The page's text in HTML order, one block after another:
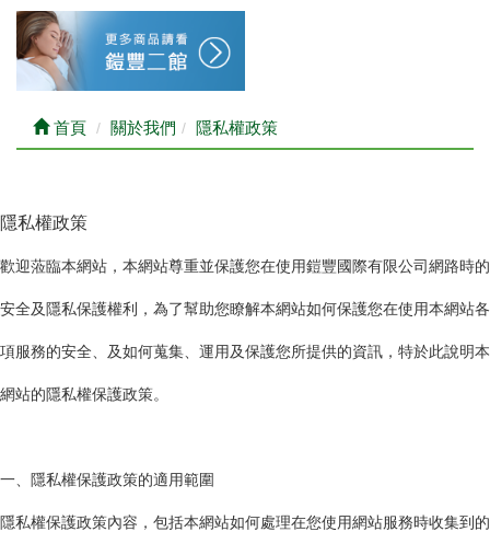
首頁 關於我們 隱私權政策
隱私權政策
歡迎蒞臨本網站，本網站尊重並保護您在使用鎧豐國際有限公司網路時的
安全及隱私保護權利，為了幫助您瞭解本網站如何保護您在使用本網站各
項服務的安全、及如何蒐集、運用及保護您所提供的資訊，特於此說明本
網站的隱私權保護政策。
一、隱私權保護政策的適用範圍
隱私權保護政策內容，包括本網站如何處理在您使用網站服務時收集到的